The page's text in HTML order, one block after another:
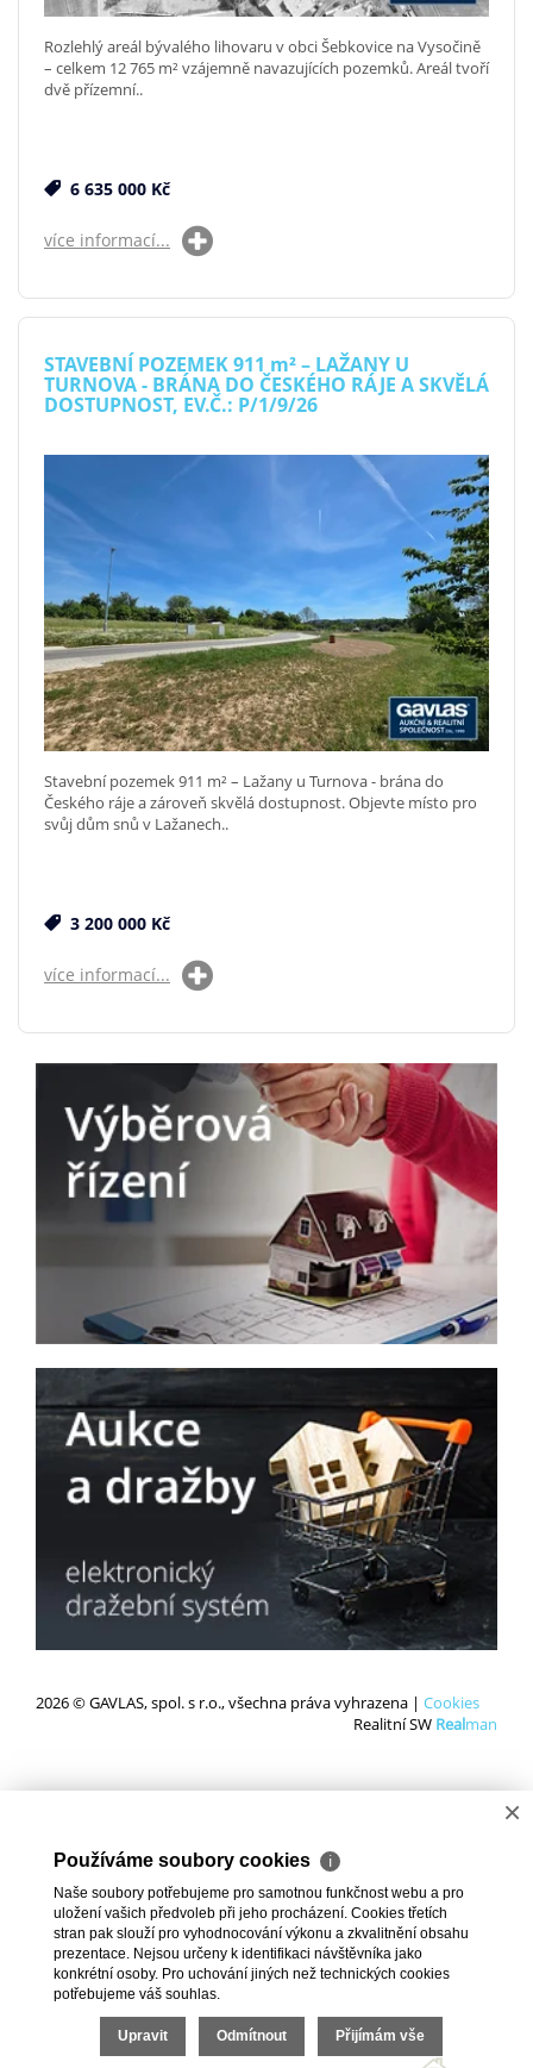
Rozlehlý areál bývalého lihovaru v obci Šebkovice na Vysočině
– celkem 12 765 m² vzájemně navazujících pozemků. Areál tvoří
dvě přízemní..
6 635 000 Kč
více informací...
STAVEBNÍ POZEMEK 911 m²– LAŽANY U
TURNOVA - BRÁNA DO ČESKÉHO RÁJE A SKVĚLÁ
DOSTUPNOST, EV.Č.: P/1/9/26
Stavební pozemek 911 m² – Lažany u Turnova - brána do
Českého ráje a zároveň skvělá dostupnost. Objevte místo pro
svůj dům snů v Lažanech..
3 200 000 Kč
více informací...
2026 © GAVLAS, spol. s r.o., všechna práva vyhrazena | Cookies
Realitní SW Realman
×
Používáme soubory cookies ℹ
Naše soubory potřebujeme pro samotnou funkčnost webu a pro
uložení vašich předvoleb při jeho procházení. Cookies třetích
stran pak slouží pro vyhodnocování výkonu a zkvalitnění obsahu
prezentace. Nejsou určeny k identifikaci návštěvníka jako
konkrétní osoby. Pro uchování jiných než technických cookies
potřebujeme váš souhlas.
Upravit Odmítnout Přijímám vše